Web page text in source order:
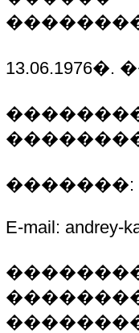
�������:
E-mail: andrey-